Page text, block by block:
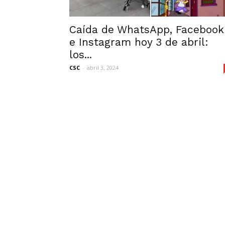
Caída de WhatsApp, Facebook
e Instagram hoy 3 de abril:
los...
CSC - abril 3, 2024